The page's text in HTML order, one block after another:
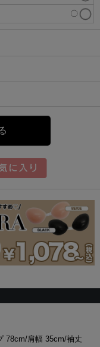
〇
78cm/肩幅 35cm/袖丈